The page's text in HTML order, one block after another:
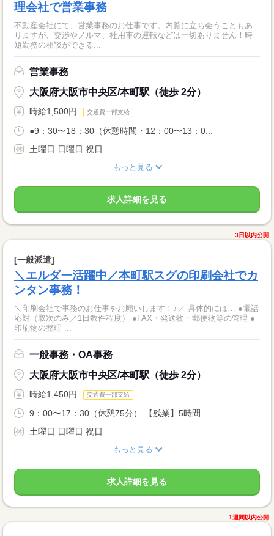
理会社で営業事務
不動産会社にて、営業事務のお仕事です。内覧に立ち会うこともあ
りますが、交渉やノルマ、社用車の運転などは一切ありません！時
短勤務の相談ができる...
営業事務
大阪府大阪市中央区/本町駅（徒歩 2分）
時給1,500円 交通費一部支給
●9：30〜18：30（休憩時間・12：00〜13：0...
土曜日 日曜日 祝日
もっと見る
求人詳細を見る
3日以内公開
[一般派遣]
＼エルダー活躍中／本町駅スグの印刷会社でカ
ンタン事務！
＼印刷会社で事務のお仕事をお願いします！♪／ 具体的には… ●電話
応対（取次のみ／1日数件程度） ●FAX・発送物・郵便物等の管理 ●
印刷物の整理 ...
一般事務・OA事務
大阪府大阪市中央区/本町駅（徒歩 2分）
時給1,450円 交通費一部支給
9：00〜17：30（休憩75分） 【残業】5時間...
土曜日 日曜日 祝日
もっと見る
求人詳細を見る
1週間以内公開